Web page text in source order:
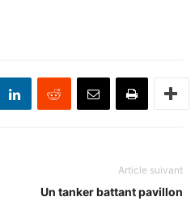
Article suivant
Un tanker battant pavillon